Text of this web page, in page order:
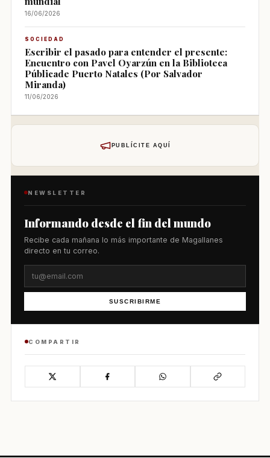
16/06/2026
SOCIEDAD
Escribir el pasado para entender el presente:
Encuentro con Pavel Oyarzún en la Biblioteca
Públicade Puerto Natales (Por Salvador
Miranda)
11/06/2026
PUBLÍCITE AQUÍ
NEWSLETTER
Informando desde el fin del mundo
Recibe cada mañana lo más importante de Magallanes
directo en tu correo.
SUSCRIBIRME
COMPARTIR